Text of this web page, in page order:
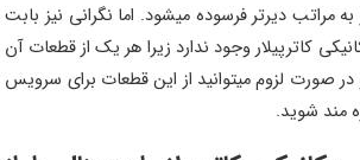
مراتب دیرتر فرسوده میشود. اما نگرانی نیز بابت
کاترپیلار وجود ندارد زیرا هر یک از قطعات آن
صورت لزوم میتوانید از این قطعات برای سرویس
مند شوید.